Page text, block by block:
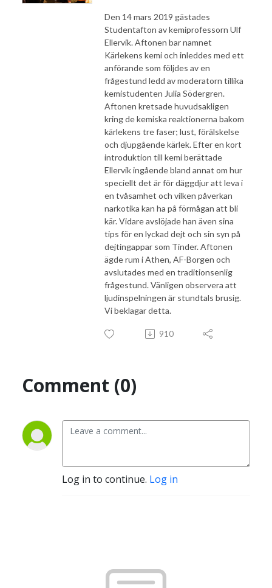
Den 14 mars 2019 gästades
Studentafton av kemiprofessorn Ulf
Ellervik. Aftonen bar namnet
Kärlekens kemi och inleddes med ett
anförande som följdes av en
frågestund ledd av moderatorn tillika
kemistudenten Julia Södergren.
Aftonen kretsade huvudsakligen
kring de kemiska reaktionerna bakom
kärlekens tre faser; lust, förälskelse
och djupgående kärlek. Efter en kort
introduktion till kemi berättade
Ellervik ingående bland annat om hur
speciellt det är för däggdjur att leva i
en tvåsamhet och vilken påverkan
narkotika kan ha på förmågan att bli
kär. Vidare avslöjade han även sina
tips för en lyckad dejt och sin syn på
dejtingappar som Tinder. Aftonen
ägde rum i Athen, AF-Borgen och
avslutades med en traditionsenlig
frågestund. Vänligen observera att
ljudinspelningen är stundtals brusig.
Vi beklagar detta.
910
Comment (0)
Log in to continue. Log in